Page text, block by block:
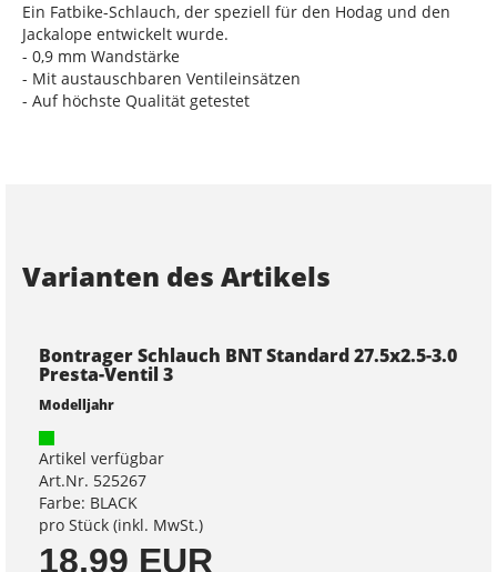
Ein Fatbike-Schlauch, der speziell für den Hodag und den
Jackalope entwickelt wurde.
- 0,9 mm Wandstärke
- Mit austauschbaren Ventileinsätzen
- Auf höchste Qualität getestet
Varianten des Artikels
Bontrager Schlauch BNT Standard 27.5x2.5-3.0
Presta-Ventil 3
Modelljahr
Artikel verfügbar
Art.Nr. 525267
Farbe: BLACK
pro Stück (inkl. MwSt.)
18,99 EUR